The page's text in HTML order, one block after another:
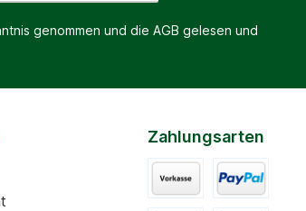
genommen und die AGB gelesen und
Zahlungsarten